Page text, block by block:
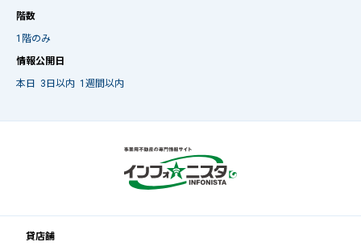
階数
1階のみ
情報公開日
本日 3日以内 1週間以内
貸店舗